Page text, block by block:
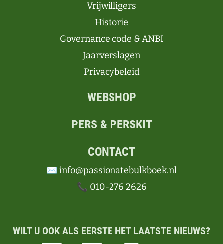
Vrijwilligers
Historie
Governance code & ANBI
Jaarverslagen
Privacybeleid
WEBSHOP
PERS & PERSKIT
CONTACT
✉️ info@passionatebulkboek.nl
📞 010-276 2626
WILT U OOK ALS EERSTE HET LAATSTE NIEUWS?